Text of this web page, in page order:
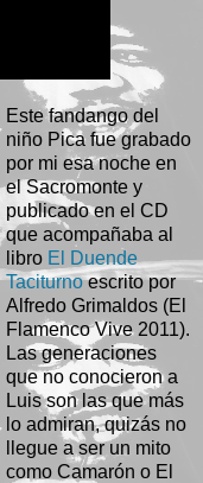
Este fandango del
niño Pica fue grabado
por mi esa noche en
el Sacromonte y
publicado en el CD
que acompañaba al
libro El Duende
Taciturnoescrito por
Alfredo Grimaldos (El
Flamenco Vive 2011).
Las generaciones
que no conocieron a
Luis son las que más
lo admiran, quizás no
llegue a ser un mito
como Camarón o El